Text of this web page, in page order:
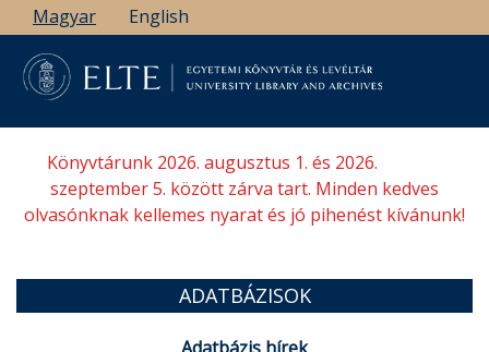
Ugrás
a
tartalomra
Magyar English
Könyvtárunk 2026. augusztus 1. és 2026.
szeptember 5. között zárva tart. Minden kedves
olvasónknak kellemes nyarat és jó pihenést kívánunk!
ADATBÁZISOK